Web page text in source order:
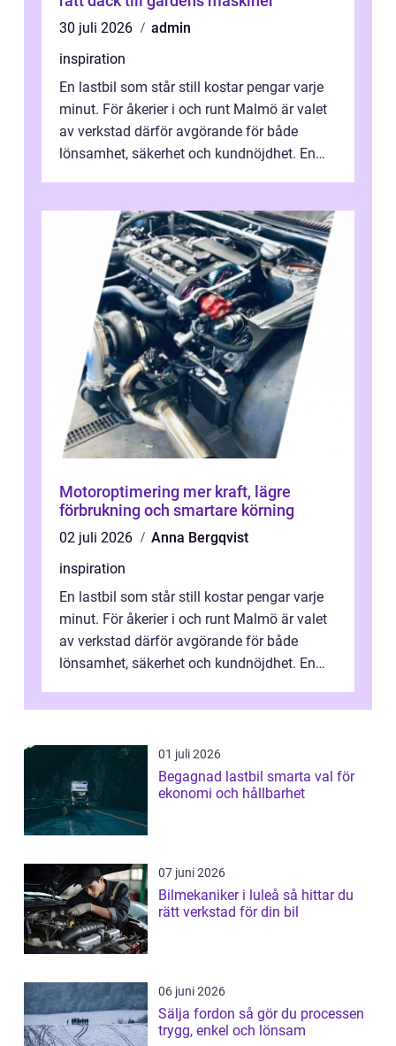
30 juli 2026
admin
inspiration
En lastbil som står still kostar pengar varje
minut. För åkerier i och runt Malmö är valet
av verkstad därför avgörande för både
lönsamhet, säkerhet och kundnöjdhet. En
Motoroptimering mer kraft, lägre
förbrukning och smartare körning
02 juli 2026
Anna Bergqvist
inspiration
En lastbil som står still kostar pengar varje
minut. För åkerier i och runt Malmö är valet
av verkstad därför avgörande för både
lönsamhet, säkerhet och kundnöjdhet. En
01 juli 2026
Begagnad lastbil smarta val för
ekonomi och hållbarhet
07 juni 2026
Bilmekaniker i luleå så hittar du
rätt verkstad för din bil
06 juni 2026
Sälja fordon så gör du processen
trygg, enkel och lönsam